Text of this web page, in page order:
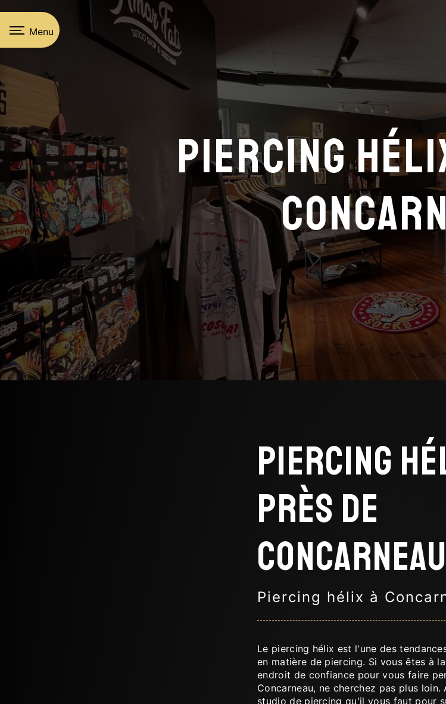
Menu
Piercing
Piercing
près de
Concarneau
Piercing hélix à
Le piercing hélix est l'une des
en matière de piercing. Si vous êtes à
endroit de confiance pour vous faire
Concarneau, ne cherchez pas plus loin.
studio de piercing qu'il vous faut pour
Panneau de gestion des cookies